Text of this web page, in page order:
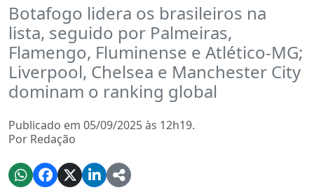
Botafogo lidera os brasileiros na
lista, seguido por Palmeiras,
Flamengo, Fluminense e Atlético-MG;
Liverpool, Chelsea e Manchester City
dominam o ranking global
Publicado em 05/09/2025 às 12h19.
Por Redação